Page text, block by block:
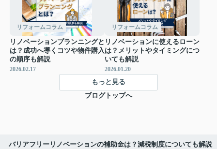
リフォームコラム
リノベーションプランニングと
は？成功へ導くコツや物件購入
の順序も解説
2026.02.17
リフォームコラム
リノベーションに使えるローン
は？メリットやタイミングにつ
いても解説
2026.01.20
もっと見る
ブログトップへ
バリアフリーリノベーションの補助金は？減税制度についても解説